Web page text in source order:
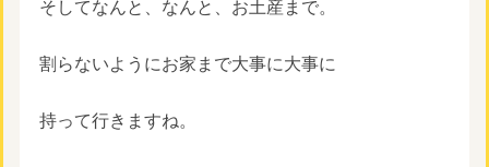
そしてなんと、なんと、お土産まで。
割らないようにお家まで大事に大事に
持って行きますね。